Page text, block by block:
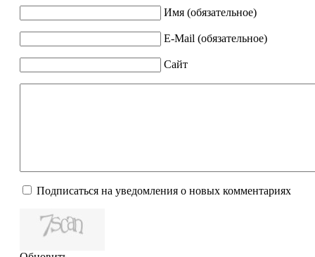
Имя (обязательное)
E-Mail (обязательное)
Сайт
Подписаться на уведомления о новых комментариях